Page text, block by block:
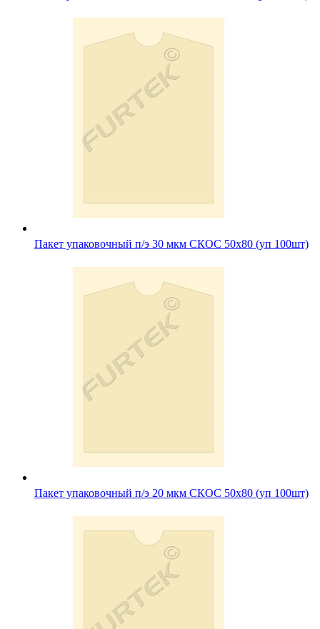
Пакет упаковочный п/э 30 мкм СКОС 50х80 (уп 100шт)
Пакет упаковочный п/э 20 мкм СКОС 50х80 (уп 100шт)